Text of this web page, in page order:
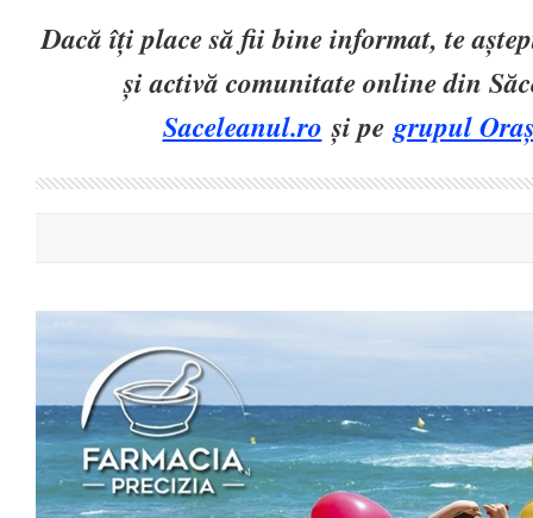
Dacă îți place să fii bine informat, te
și activă comunitate online din
Saceleanul.ro și pegrupul